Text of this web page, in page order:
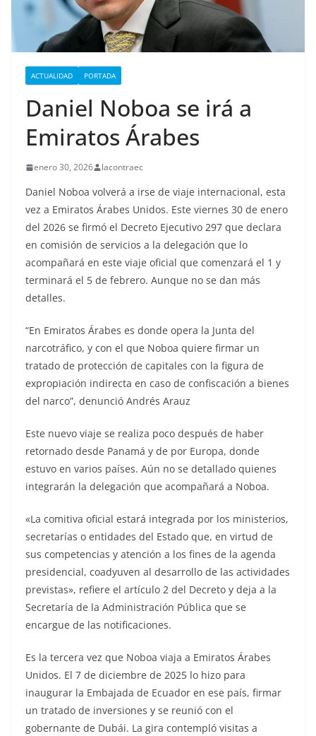
ACTUALIDAD PORTADA
Daniel Noboa se irá a
Emiratos Árabes
enero 30, 2026 lacontraec
Daniel Noboa volverá a irse de viaje internacional, esta
vez a Emiratos Árabes Unidos. Este viernes 30 de enero
del 2026 se firmó el Decreto Ejecutivo 297 que declara
en comisión de servicios a la delegación que lo
acompañará en este viaje oficial que comenzará el 1 y
terminará el 5 de febrero. Aunque no se dan más
detalles.
“En Emiratos Árabes es donde opera la Junta del
narcotráfico, y con el que Noboa quiere firmar un
tratado de protección de capitales con la figura de
expropiación indirecta en caso de confiscación a bienes
del narco”, denunció Andrés Arauz
Este nuevo viaje se realiza poco después de haber
retornado desde Panamá y de por Europa, donde
estuvo en varios países. Aún no se detallado quienes
integrarán la delegación que acompañará a Noboa.
«La comitiva oficial estará integrada por los ministerios,
secretarías o entidades del Estado que, en virtud de
sus competencias y atención a los fines de la agenda
presidencial, coadyuven al desarrollo de las actividades
previstas», refiere el artículo 2 del Decreto y deja a la
Secretaría de la Administración Pública que se
encargue de las notificaciones.
Es la tercera vez que Noboa viaja a Emiratos Árabes
Unidos. El 7 de diciembre de 2025 lo hizo para
inaugurar la Embajada de Ecuador en ese país, firmar
un tratado de inversiones y se reunió con el
gobernante de Dubái. La gira contempló visitas a